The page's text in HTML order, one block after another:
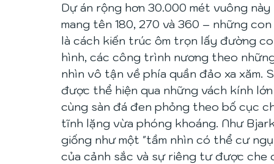
Dự án rộng hơn 30.000 mét vuông
mang tên 180, 270 và 360 – những
là cách kiến trúc ôm trọn lấy đường
hình, các công trình nương theo
nhìn vô tận về phía quần đảo xa
được thể hiện qua những vách kính
cùng sàn đá đen phỏng theo bố cục
tĩnh lặng vừa phóng khoáng. Như
giống như một "tầm nhìn có thể cư
của cảnh sắc và sự riêng tư được